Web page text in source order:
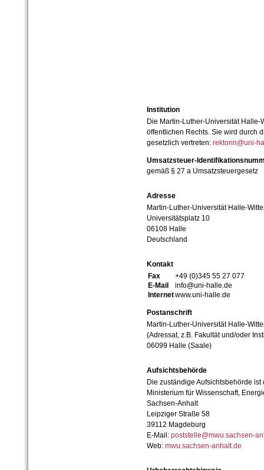
Institution
Die Martin-Luther-Universität
öffentlichen Rechts. Sie wird durch
gesetzlich vertreten: rektorin@uni-
Umsatzsteuer-
gemäß § 27 a Umsatzsteuergesetz
Adresse
Martin-Luther-Universität Halle-
Universitätsplatz 10
06108 Halle
Deutschland
Kontakt
Fax
+49 (0)345 55 27 077
E-Mail
info@uni-halle.de
Internetwww.uni-halle.de
Postanschrift
Martin-Luther-Universität Halle-
(Adressat, z.B. Fakultät und/oder
06099 Halle (Saale)
Aufsichtsbehörde
Die zuständige Aufsichtsbehörde ist
Ministerium für Wissenschaft,
Sachsen-Anhalt
Leipziger Straße 58
39112 Magdeburg
E-Mail: poststelle@mwu.sachsen-
Web: mwu.sachsen-anhalt.de